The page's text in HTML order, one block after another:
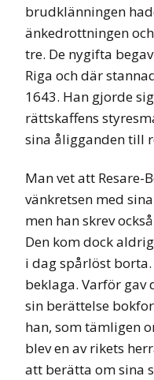
brudklänningen
änkedrottningen
tre. De nygifta
Riga och där
1643. Han gjorde
rättskaffens
sina åligganden till
Man vet att
vänkretsen med
men han skrev
Den kom dock
i dag spårlöst
beklaga. Varför gav
sin berättelse
han, som tämligen
blev en av rikets
att berätta om sina